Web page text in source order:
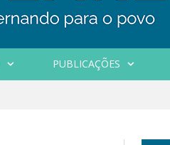
PUBLICAÇÕES